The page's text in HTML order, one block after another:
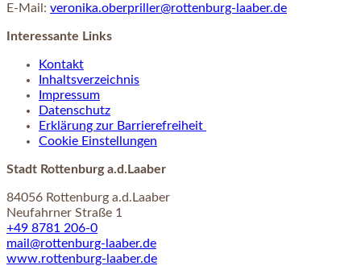
E-Mail: veronika.oberpriller@rottenburg-laaber.de
Interessante Links
Kontakt
Inhaltsverzeichnis
Impressum
Datenschutz
Erklärung zur Barrierefreiheit
Cookie Einstellungen
Stadt Rottenburg a.d.Laaber
84056 Rottenburg a.d.Laaber
Neufahrner Straße 1
+49 8781 206-0
mail@rottenburg-laaber.de
www.rottenburg-laaber.de